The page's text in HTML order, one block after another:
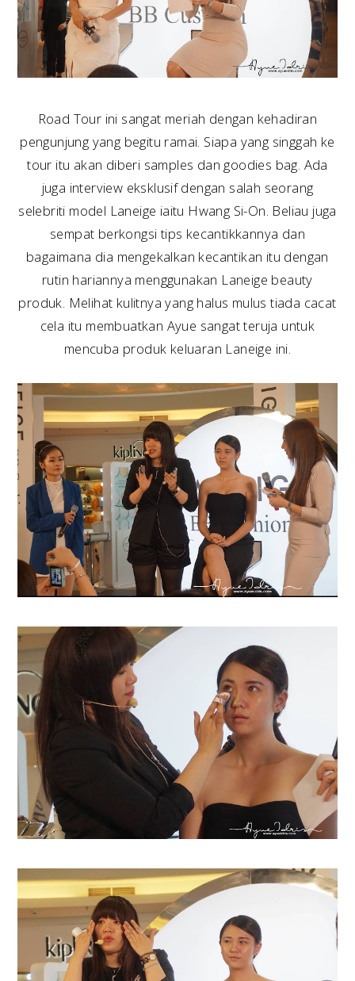
Road Tour ini sangat meriah dengan kehadiran
pengunjung yang begitu ramai. Siapa yang singgah ke
tour itu akan diberi samples dan goodies bag. Ada
juga interview eksklusif dengan salah seorang
selebriti model Laneige iaitu Hwang Si-On. Beliau juga
sempat berkongsi tips kecantikkannya dan
bagaimana dia mengekalkan kecantikan itu dengan
rutin hariannya menggunakan Laneige beauty
produk. Melihat kulitnya yang halus mulus tiada cacat
cela itu membuatkan Ayue sangat teruja untuk
mencuba produk keluaran Laneige ini.